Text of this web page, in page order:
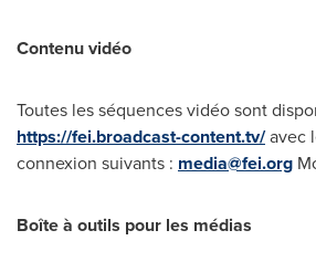
Contenu vidéo
Toutes les séquences vidéo sont
https://fei.broadcast-content.tv/avec
connexion suivants : media@fei.org
Boîte à outils pour les médias